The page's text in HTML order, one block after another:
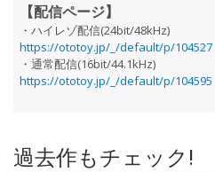
【配信ページ】
・ハイレゾ配信(24bit/48kHz)
https://ototoy.jp/_/default/p/104527
・通常配信(16bit/44.1kHz)
https://ototoy.jp/_/default/p/104595
過去作もチェック!